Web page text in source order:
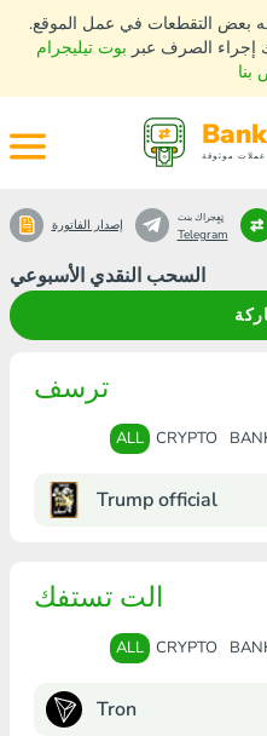
بعض التقطعات في عمل الموقع.
إجراء الصرف عبر بوت تيليجرام
بنا
موثوقة
السحب النقدي الأسبوعي
إصدار الفاتورة تٍفٍجراك بنت
Telegram
ترسف
ALL CRYPTO
Trump official
الت تستفك
ALL CRYPTO
Tron